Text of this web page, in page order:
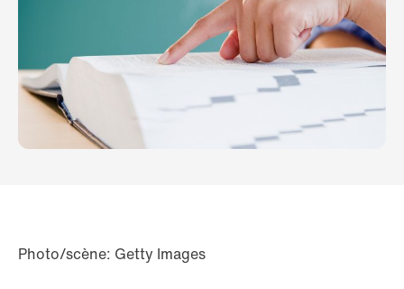
Photo/scène: Getty Images